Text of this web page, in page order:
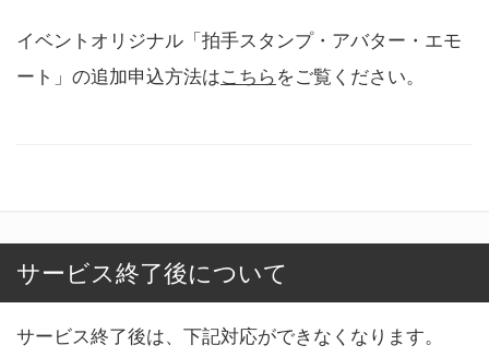
イベントオリジナル「拍手スタンプ・アバター・エモ
ート」の追加申込方法はこちら をご覧ください。
サービス終了後について
サービス終了後は、下記対応ができなくなります。